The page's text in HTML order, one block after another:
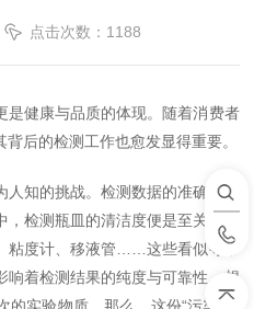
点击次数：1188
是健康与品质的体现。随着消费者
后的检测工作也愈发显得重要。
知的挑战。检测数据的准确性，
检测瓶皿的清洁度便是至关重要
粘度计、移液管 ……这些看似寻常
响着检测结果的纯度与可靠性。想